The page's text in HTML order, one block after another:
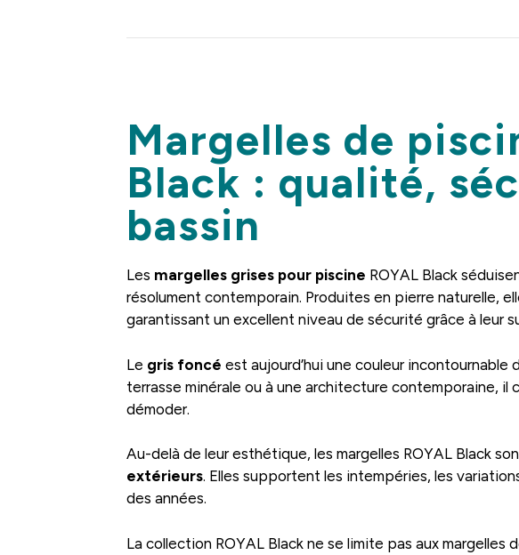
Margelles de
Black : qualité,
bassin
Les margelles grises pour piscine ROYAL Black
résolument contemporain. Produites en pierre naturelle,
garantissant un excellent niveau de sécurité grâce à leur
Le gris foncé est aujourd’hui une couleur
terrasse minérale ou à une architecture contemporaine, il
démoder.
Au-delà de leur esthétique, les margelles ROYAL Black
extérieurs. Elles supportent les intempéries, les
des années.
La collection ROYAL Black ne se limite pas aux